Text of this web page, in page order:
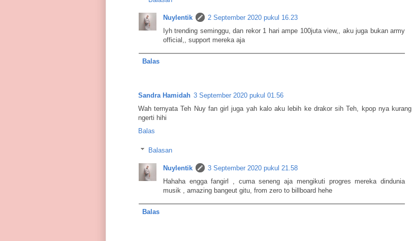
Nuylentik
2 September 2020 pukul 16.23
Iyh trending seminggu, dan rekor 1 hari ampe 100juta view,, aku juga bukan army
official,, support mereka aja
Balas
Sandra Hamidah 3 September 2020 pukul 01.56
Wah ternyata Teh Nuy fan girl juga yah kalo aku lebih ke drakor sih Teh, kpop nya kurang
ngerti hihi
Balas
Balasan
Nuylentik
3 September 2020 pukul 21.58
Hahaha engga fangirl , cuma seneng aja mengikuti progres mereka dindunia
musik , amazing bangeut gitu, from zero to billboard hehe
Balas